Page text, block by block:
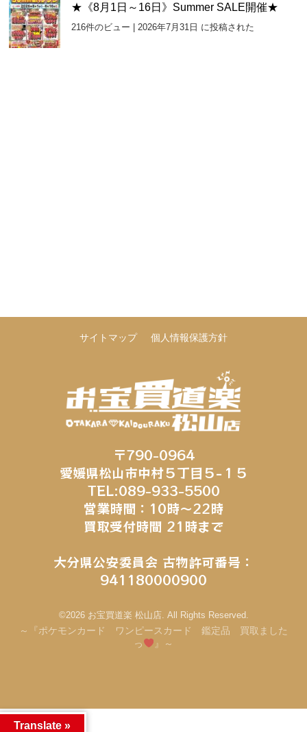
★《8月1日～16日》Summer SALE開催★
216件のビュー | 2026年7月31日 に投稿された
サイトマップ 個人情報保護方針
〒790-0964
愛媛県松山市中村５丁目５−１５
TEL:089-933-5500
営業時間：10時～22時
買取受付時間 21時まで
大分県公安委員会 古物許可番号：
941180000900
©2026 お宝買道楽 松山店. All Rights Reserved.
～『ポケモンカード ワンピースカード 鑑定品 買取ました
っ
』～
Translate »